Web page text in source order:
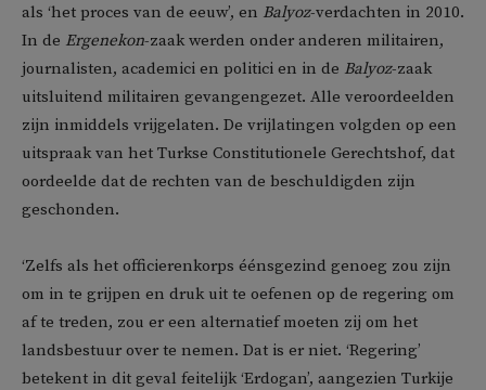
als ‘het proces van de eeuw’, en Balyoz-verdachten in 2010.
In de Ergenekon-zaak werden onder anderen militairen,
journalisten, academici en politici en in de Balyoz-zaak
uitsluitend militairen gevangengezet. Alle veroordeelden
zijn inmiddels vrijgelaten. De vrijlatingen volgden op een
uitspraak van het Turkse Constitutionele Gerechtshof, dat
oordeelde dat de rechten van de beschuldigden zijn
geschonden.
‘Zelfs als het officierenkorps éénsgezind genoeg zou zijn
om in te grijpen en druk uit te oefenen op de regering om
af te treden, zou er een alternatief moeten zij om het
landsbestuur over te nemen. Dat is er niet. ‘Regering’
betekent in dit geval feitelijk ‘Erdogan’, aangezien Turkije